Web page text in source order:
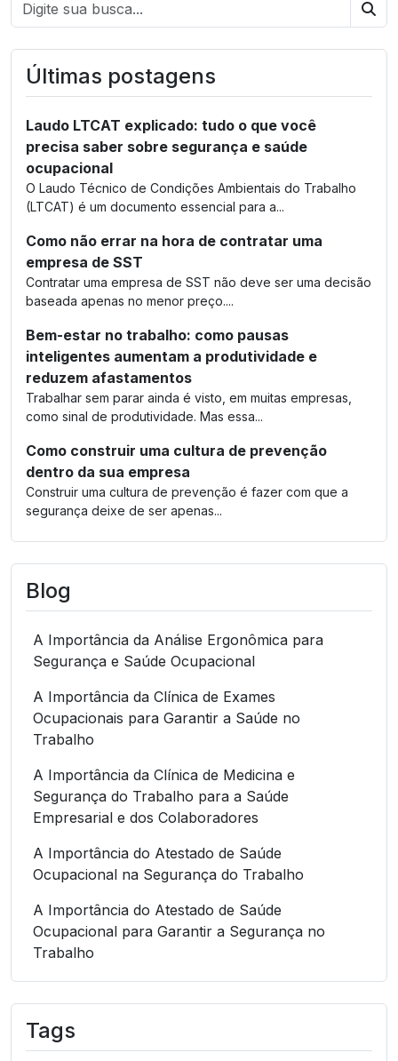
Últimas postagens
Laudo LTCAT explicado: tudo o que você
precisa saber sobre segurança e saúde
ocupacional
O Laudo Técnico de Condições Ambientais do Trabalho
(LTCAT) é um documento essencial para a...
Como não errar na hora de contratar uma
empresa de SST
Contratar uma empresa de SST não deve ser uma decisão
baseada apenas no menor preço....
Bem-estar no trabalho: como pausas
inteligentes aumentam a produtividade e
reduzem afastamentos
Trabalhar sem parar ainda é visto, em muitas empresas,
como sinal de produtividade. Mas essa...
Como construir uma cultura de prevenção
dentro da sua empresa
Construir uma cultura de prevenção é fazer com que a
segurança deixe de ser apenas...
Blog
A Importância da Análise Ergonômica para
Segurança e Saúde Ocupacional
A Importância da Clínica de Exames
Ocupacionais para Garantir a Saúde no
Trabalho
A Importância da Clínica de Medicina e
Segurança do Trabalho para a Saúde
Empresarial e dos Colaboradores
A Importância do Atestado de Saúde
Ocupacional na Segurança do Trabalho
A Importância do Atestado de Saúde
Ocupacional para Garantir a Segurança no
Trabalho
A Importância do Atestado de Saúde
Ocupacional para Garantir a Segurança no
Trabalho
Tags